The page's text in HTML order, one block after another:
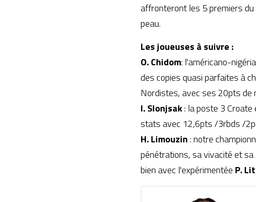
affronteront les 5 premiers
peau.
Les joueuses à suivre :
O. Chidom: l'américano-
des copies quasi parfaites à
Nordistes, avec ses 20pts de
I. Slonjsak : la poste 3
stats avec 12,6pts /3rbds /
H. Limouzin : notre
pénétrations, sa vivacité et
bien avec l'expérimentée P.